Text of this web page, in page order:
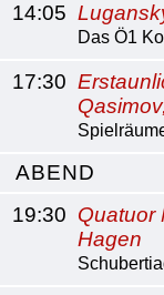
14:05
Das Ö1
17:30
ABEND
19:30 Quatuor
Hagen